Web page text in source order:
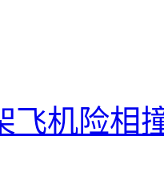
飞机险相